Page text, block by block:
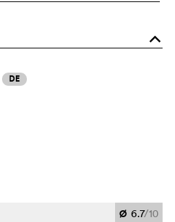
o
DE
Ø 6.7/10